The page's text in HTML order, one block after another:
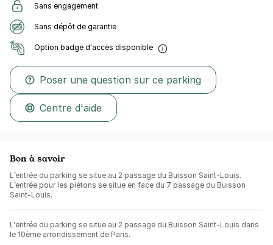
Sans engagement
Sans dépôt de garantie
Option badge d'accès disponible
Poser une question sur ce parking
Centre d'aide
Bon à savoir
L’entrée du parking se situe au 2 passage du Buisson Saint-Louis.
L’entrée pour les piétons se situe en face du 7 passage du Buisson
Saint-Louis.
L'entrée du parking se situe au 2 passage du Buisson Saint-Louis dans
le 10ème arrondissement de Paris.